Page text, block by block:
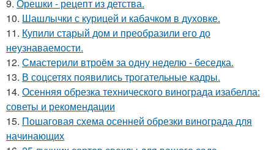
9. Орешки - рецепт из детства.
10. Шашлычки с курицей и кабачком в духовке.
11. Купили старый дом и преобразили его до
неузнаваемости.
12. Смастерили втроём за одну неделю - беседка.
13. В соцсетях появились трогательные кадры.
14. Осенняя обрезка технического винограда изабелла:
советы и рекомендации
15. Пошаговая схема осенней обрезки винограда для
начинающих